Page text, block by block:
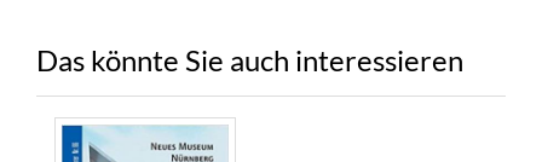
Das könnte Sie auch interessieren